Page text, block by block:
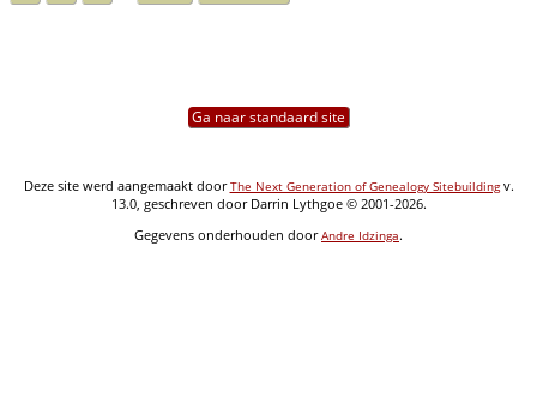
Ga naar standaard site
Deze site werd aangemaakt doorThe Next Generation of Genealogy Sitebuildingv.
13.0, geschreven door Darrin Lythgoe © 2001-2026.
Gegevens onderhouden doorAndre Idzinga.